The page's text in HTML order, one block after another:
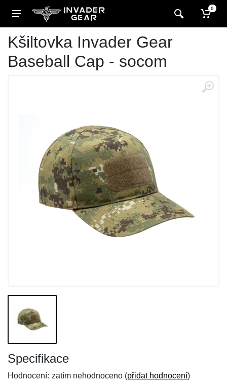
0
Kšiltovka Invader Gear
Baseball Cap - socom
Specifikace
Hodnocení: zatím nehodnoceno (přidat hodnocení)